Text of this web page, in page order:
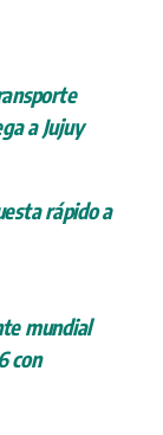
a Jujuy
rápido a
mundial
con